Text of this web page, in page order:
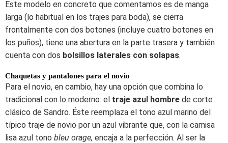
Este modelo en concreto que comentamos es de manga
larga (lo habitual en los trajes para boda), se cierra
frontalmente con dos botones (incluye cuatro botones en
los puños), tiene una abertura en la parte trasera y también
cuenta con dos bolsillos laterales con solapas.
Chaquetas y pantalones para el novio
Para el novio, en cambio, hay una opción que combina lo
tradicional con lo moderno: el traje azul hombre de corte
clásico de Sandro. Éste reemplaza el tono azul marino del
típico traje de novio por un azul vibrante que, con la camisa
lisa azul tono bleu orage, encaja a la perfección. Al ser la